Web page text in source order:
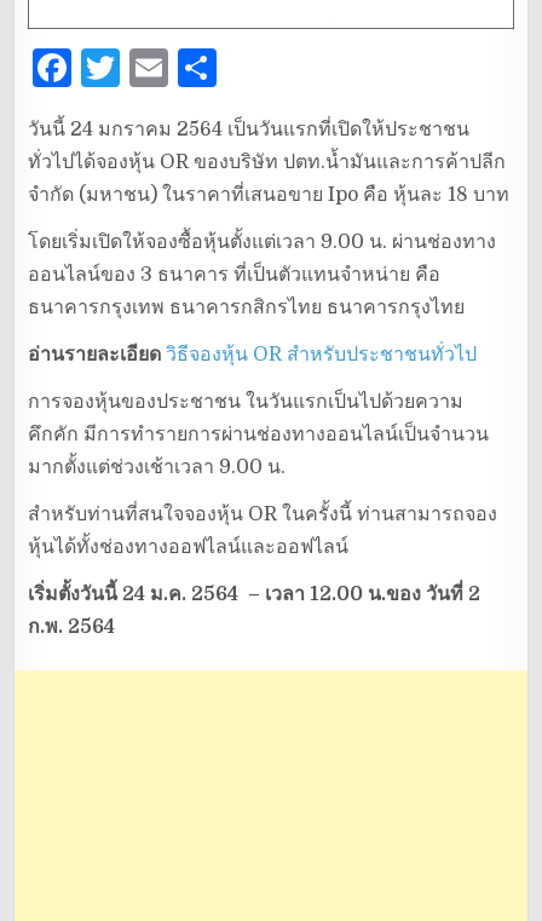
F
c
e
b
o
o
k
T
it
te
r
E
ai
l
h
ar
e
วันนี้ 24 มกราคม 2564 เป็นวันแรกที่เปิดให้ประชาชน
ทั่วไปได้จองหุ้น OR ของบริษัท ปตท.น้ำมันและการค้าปลีก
จำกัด (มหาชน) ในราคาที่เสนอขาย Ipo คือ หุ้นละ 18 บาท
โดยเริ่มเปิดให้จองซื้อหุ้นตั้งแต่เวลา 9.00 น. ผ่านช่องทาง
ออนไลน์ของ 3 ธนาคาร ที่เป็นตัวแทนจำหน่าย คือ
ธนาคารกรุงเทพ ธนาคารกสิกรไทย ธนาคารกรุงไทย
อ่านรายละเอียด วิธีจองหุ้น OR สำหรับประชาชนทั่วไป
การจองหุ้นของประชาชน ในวันแรกเป็นไปด้วยความ
คึกคัก มีการทำรายการผ่านช่องทางออนไลน์เป็นจำนวน
มากตั้งแต่ช่วงเช้าเวลา 9.00 น.
สำหรับท่านที่สนใจจองหุ้น OR ในครั้งนี้ ท่านสามารถจอง
หุ้นได้ทั้งช่องทางออฟไลน์และออฟไลน์
เริ่มตั้งวันนี้ 24 ม.ค. 2564 – เวลา 12.00 น.ของ วันที่ 2
ก.พ. 2564